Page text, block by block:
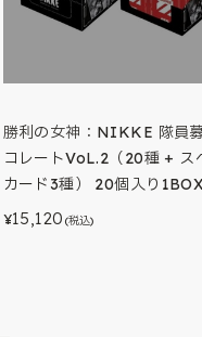
勝利の女神：NIKKE 隊員
コレートVoL.2（20種 + ス
カード3種） 20個入り
¥15,120 (税込)